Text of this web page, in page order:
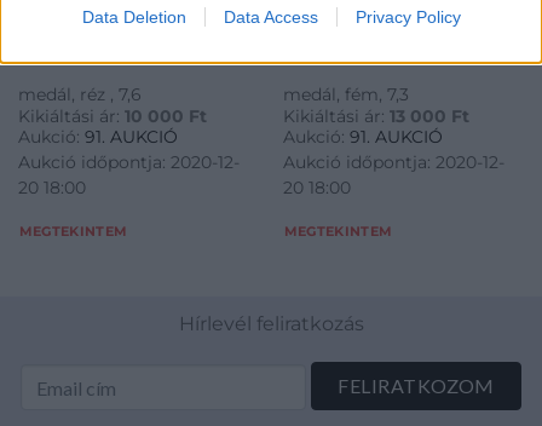
Data Deletion Data Access Privacy Policy
2000): Napocska –
medál, réz , 7,6
Kikiáltási ár: 10 000 Ft
Aukció: 91. AUKCIÓ
Aukció időpontja: 2020-12-
20 18:00
MEGTEKINTEM
2000): Mosolygó nap –
ezüstös
medál, fém, 7,3
Kikiáltási ár: 13 000 Ft
Aukció: 91. AUKCIÓ
Aukció időpontja: 2020-12-
20 18:00
MEGTEKINTEM
Hírlevél feliratkozás